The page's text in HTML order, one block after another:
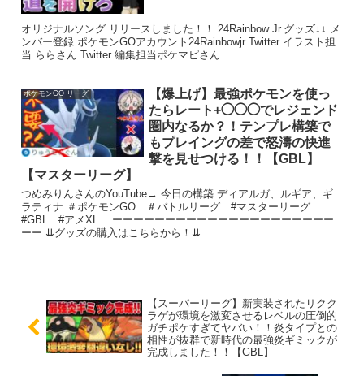
オリジナルソング リリースしました！！ 24Rainbow Jr.グッズ↓↓ メ
ンバー登録 ポケモンGOアカウント24Rainbowjr Twitter イラスト担
当 ららさん Twitter 編集担当ポケマピさん...
ポケモンGO リーグ
【爆上げ】最強ポケモンを使っ
たらレート+◯◯◯でレジェンド
圏内なるか？！テンプレ構築で
もプレイングの差で怒濤の快進
撃を見せつける！！【GBL】
【マスターリーグ】
つめみりんさんのYouTube→ 今日の構築 ディアルガ、ルギア、ギ
ラティナ ＃ポケモンGO ＃バトルリーグ #マスターリーグ
#GBL #アメXL ーーーーーーーーーーーーーーーーーーーーー
ーー ⇊グッズの購入はこちらから！⇊ ...
【スーパーリーグ】新実装されたリクク
ラゲが環境を激変させるレベルの圧倒的
ガチポケすぎてヤバい！！炎タイプとの
相性が抜群で新時代の最強炎ギミックが
完成しました！！【GBL】